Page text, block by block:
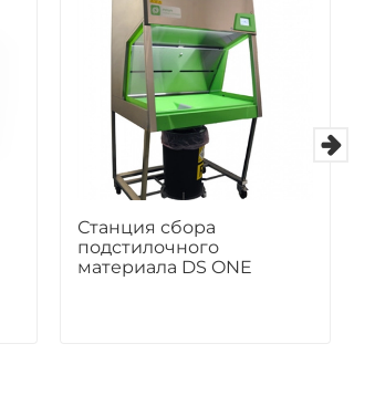
Станция сбора
подстилочного
материала DS ONE